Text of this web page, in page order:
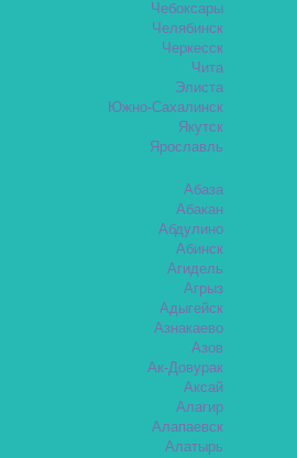
Чебоксары
Челябинск
Черкесск
Чита
Элиста
Южно-Сахалинск
Якутск
Ярославль
Абаза
Абакан
Абдулино
Абинск
Агидель
Агрыз
Адыгейск
Азнакаево
Азов
Ак-Довурак
Аксай
Алагир
Алапаевск
Алатырь